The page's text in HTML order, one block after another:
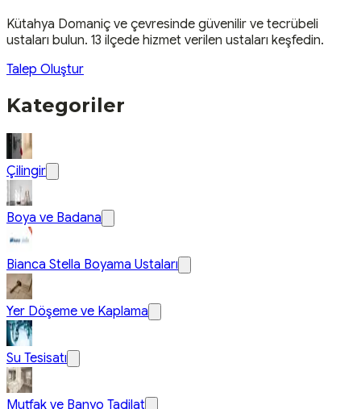
Kütahya Domaniç ve çevresinde güvenilir ve tecrübeli
ustaları bulun. 13 ilçede hizmet verilen ustaları keşfedin.
Talep Oluştur
Kategoriler
Çilingir
Boya ve Badana
Bianca Stella Boyama Ustaları
Yer Döşeme ve Kaplama
Su Tesisatı
Mutfak ve Banyo Tadilat